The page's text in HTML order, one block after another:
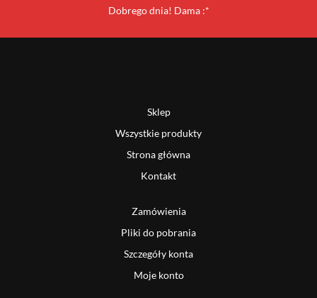
Dobrego dnia! Dama :*
Sklep
Wszystkie produkty
Strona główna
Kontakt
Zamówienia
Pliki do pobrania
Szczegóły konta
Moje konto